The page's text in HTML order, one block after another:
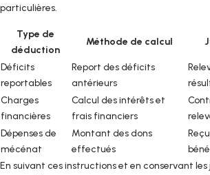
particulières.
Type de
déduction
Méthode de calcul
Déficits
reportables
Report des déficits
antérieurs
Charges
financières
Calcul des intérêts et
frais financiers
Dépenses de
mécénat
Montant des dons
effectués
En suivant ces instructions et en conservant